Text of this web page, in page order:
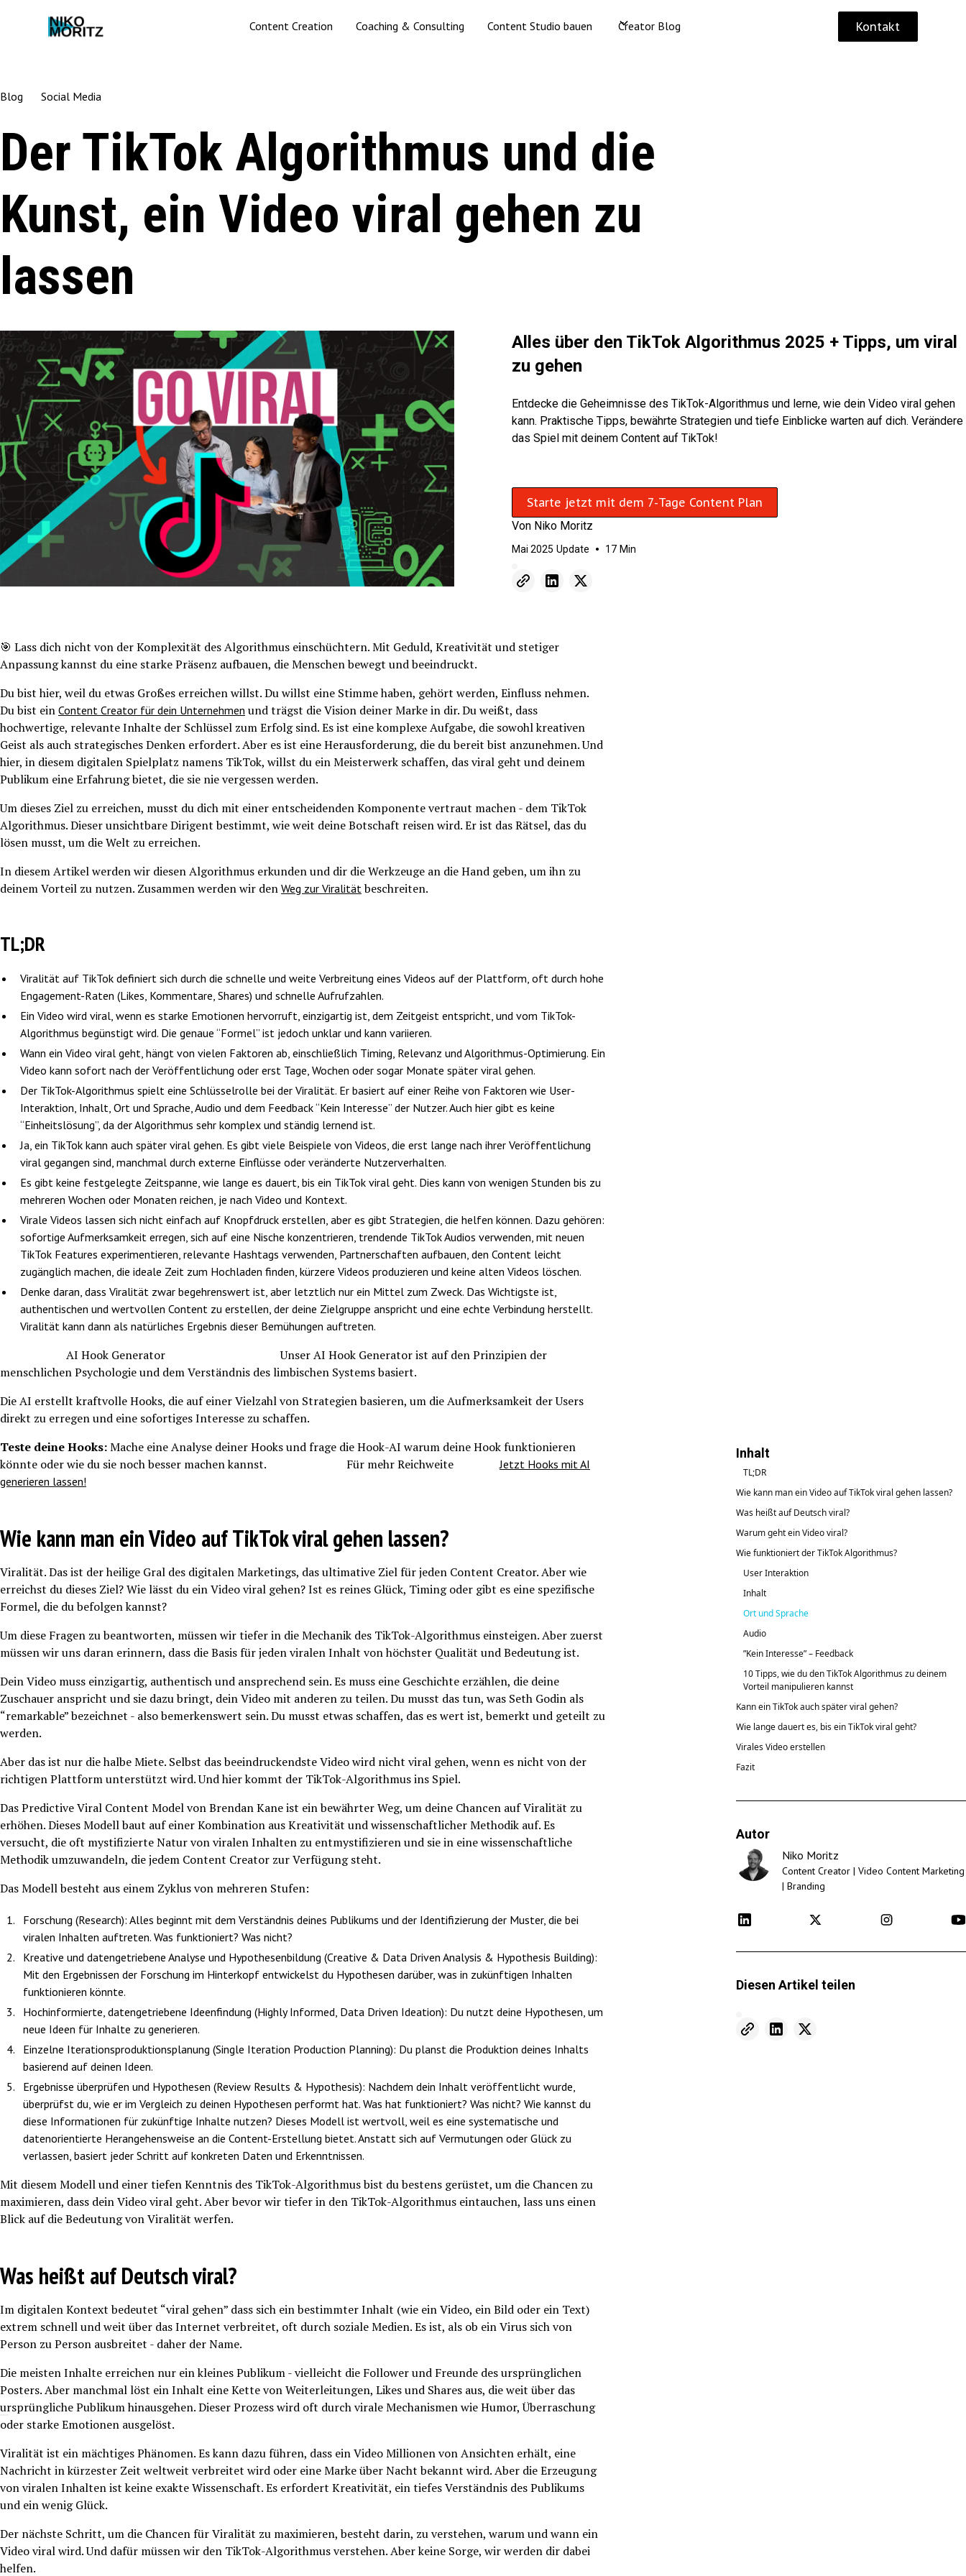
Content Creation Coaching & Consulting Content Studio bauen Creator Blog Kontakt
Blog Social Media
Der TikTok Algorithmus und die
Kunst, ein Video viral gehen zu
lassen
Alles über den TikTok Algorithmus 2025 + Tipps, um viral
zu gehen
Entdecke die Geheimnisse des TikTok-Algorithmus und lerne, wie dein Video viral gehen
kann. Praktische Tipps, bewährte Strategien und tiefe Einblicke warten auf dich. Verändere
das Spiel mit deinem Content auf TikTok!
Starte jetzt mit dem 7-Tage Content Plan
Von Niko Moritz
Mai 2025 Update • 17 Min
🎯 Lass dich nicht von der Komplexität des Algorithmus einschüchtern. Mit Geduld, Kreativität und stetiger
Anpassung kannst du eine starke Präsenz aufbauen, die Menschen bewegt und beeindruckt.
Du bist hier, weil du etwas Großes erreichen willst. Du willst eine Stimme haben, gehört werden, Einfluss nehmen.
Du bist ein Content Creator für dein Unternehmen und trägst die Vision deiner Marke in dir. Du weißt, dass
hochwertige, relevante Inhalte der Schlüssel zum Erfolg sind. Es ist eine komplexe Aufgabe, die sowohl kreativen
Geist als auch strategisches Denken erfordert. Aber es ist eine Herausforderung, die du bereit bist anzunehmen. Und
hier, in diesem digitalen Spielplatz namens TikTok, willst du ein Meisterwerk schaffen, das viral geht und deinem
Publikum eine Erfahrung bietet, die sie nie vergessen werden.
Um dieses Ziel zu erreichen, musst du dich mit einer entscheidenden Komponente vertraut machen - dem TikTok
Algorithmus. Dieser unsichtbare Dirigent bestimmt, wie weit deine Botschaft reisen wird. Er ist das Rätsel, das du
lösen musst, um die Welt zu erreichen.
In diesem Artikel werden wir diesen Algorithmus erkunden und dir die Werkzeuge an die Hand geben, um ihn zu
deinem Vorteil zu nutzen. Zusammen werden wir den Weg zur Viralitätbeschreiten.
TL;DR
Viralität auf TikTok definiert sich durch die schnelle und weite Verbreitung eines Videos auf der Plattform, oft durch hohe
Engagement-Raten (Likes, Kommentare, Shares) und schnelle Aufrufzahlen.
Ein Video wird viral, wenn es starke Emotionen hervorruft, einzigartig ist, dem Zeitgeist entspricht, und vom TikTok-
Algorithmus begünstigt wird. Die genaue “Formel” ist jedoch unklar und kann variieren.
Wann ein Video viral geht, hängt von vielen Faktoren ab, einschließlich Timing, Relevanz und Algorithmus-Optimierung. Ein
Video kann sofort nach der Veröffentlichung oder erst Tage, Wochen oder sogar Monate später viral gehen.
Der TikTok-Algorithmus spielt eine Schlüsselrolle bei der Viralität. Er basiert auf einer Reihe von Faktoren wie User-
Interaktion, Inhalt, Ort und Sprache, Audio und dem Feedback “Kein Interesse” der Nutzer. Auch hier gibt es keine
“Einheitslösung”, da der Algorithmus sehr komplex und ständig lernend ist.
Ja, ein TikTok kann auch später viral gehen. Es gibt viele Beispiele von Videos, die erst lange nach ihrer Veröffentlichung
viral gegangen sind, manchmal durch externe Einflüsse oder veränderte Nutzerverhalten.
Es gibt keine festgelegte Zeitspanne, wie lange es dauert, bis ein TikTok viral geht. Dies kann von wenigen Stunden bis zu
mehreren Wochen oder Monaten reichen, je nach Video und Kontext.
Virale Videos lassen sich nicht einfach auf Knopfdruck erstellen, aber es gibt Strategien, die helfen können. Dazu gehören:
sofortige Aufmerksamkeit erregen, sich auf eine Nische konzentrieren, trendende TikTok Audios verwenden, mit neuen
TikTok Features experimentieren, relevante Hashtags verwenden, Partnerschaften aufbauen, den Content leicht
zugänglich machen, die ideale Zeit zum Hochladen finden, kürzere Videos produzieren und keine alten Videos löschen.
Denke daran, dass Viralität zwar begehrenswert ist, aber letztlich nur ein Mittel zum Zweck. Das Wichtigste ist,
authentischen und wertvollen Content zu erstellen, der deine Zielgruppe anspricht und eine echte Verbindung herstellt.
Viralität kann dann als natürliches Ergebnis dieser Bemühungen auftreten.
AI Hook Generator Unser AI Hook Generator ist auf den Prinzipien der
menschlichen Psychologie und dem Verständnis des limbischen Systems basiert.
Die AI erstellt kraftvolle Hooks, die auf einer Vielzahl von Strategien basieren, um die Aufmerksamkeit der Users
direkt zu erregen und eine sofortiges Interesse zu schaffen.
Teste deine Hooks:Mache eine Analyse deiner Hooks und frage die Hook-AI warum deine Hook funktionieren
könnte oder wie du sie noch besser machen kannst. Für mehr ReichweiteJetzt Hooks mit AI
generieren lassen!
Wie kann man ein Video auf TikTok viral gehen lassen?
Viralität. Das ist der heilige Gral des digitalen Marketings, das ultimative Ziel für jeden Content Creator. Aber wie
erreichst du dieses Ziel? Wie lässt du ein Video viral gehen? Ist es reines Glück, Timing oder gibt es eine spezifische
Formel, die du befolgen kannst?
Um diese Fragen zu beantworten, müssen wir tiefer in die Mechanik des TikTok-Algorithmus einsteigen. Aber zuerst
müssen wir uns daran erinnern, dass die Basis für jeden viralen Inhalt von höchster Qualität und Bedeutung ist.
Dein Video muss einzigartig, authentisch und ansprechend sein. Es muss eine Geschichte erzählen, die deine
Zuschauer anspricht und sie dazu bringt, dein Video mit anderen zu teilen. Du musst das tun, was Seth Godin als
“remarkable” bezeichnet - also bemerkenswert sein. Du musst etwas schaffen, das es wert ist, bemerkt und geteilt zu
werden.
Aber das ist nur die halbe Miete. Selbst das beeindruckendste Video wird nicht viral gehen, wenn es nicht von der
richtigen Plattform unterstützt wird. Und hier kommt der TikTok-Algorithmus ins Spiel.
Das Predictive Viral Content Model von Brendan Kane ist ein bewährter Weg, um deine Chancen auf Viralität zu
erhöhen. Dieses Modell baut auf einer Kombination aus Kreativität und wissenschaftlicher Methodik auf. Es
versucht, die oft mystifizierte Natur von viralen Inhalten zu entmystifizieren und sie in eine wissenschaftliche
Methodik umzuwandeln, die jedem Content Creator zur Verfügung steht.
Das Modell besteht aus einem Zyklus von mehreren Stufen:
Forschung (Research): Alles beginnt mit dem Verständnis deines Publikums und der Identifizierung der Muster, die bei
viralen Inhalten auftreten. Was funktioniert? Was nicht?
Kreative und datengetriebene Analyse und Hypothesenbildung (Creative & Data Driven Analysis & Hypothesis Building):
Mit den Ergebnissen der Forschung im Hinterkopf entwickelst du Hypothesen darüber, was in zukünftigen Inhalten
funktionieren könnte.
Hochinformierte, datengetriebene Ideenfindung (Highly Informed, Data Driven Ideation): Du nutzt deine Hypothesen, um
neue Ideen für Inhalte zu generieren.
Einzelne Iterationsproduktionsplanung (Single Iteration Production Planning): Du planst die Produktion deines Inhalts
basierend auf deinen Ideen.
Ergebnisse überprüfen und Hypothesen (Review Results & Hypothesis): Nachdem dein Inhalt veröffentlicht wurde,
überprüfst du, wie er im Vergleich zu deinen Hypothesen performt hat. Was hat funktioniert? Was nicht? Wie kannst du
diese Informationen für zukünftige Inhalte nutzen? Dieses Modell ist wertvoll, weil es eine systematische und
datenorientierte Herangehensweise an die Content-Erstellung bietet. Anstatt sich auf Vermutungen oder Glück zu
verlassen, basiert jeder Schritt auf konkreten Daten und Erkenntnissen.
Mit diesem Modell und einer tiefen Kenntnis des TikTok-Algorithmus bist du bestens gerüstet, um die Chancen zu
maximieren, dass dein Video viral geht. Aber bevor wir tiefer in den TikTok-Algorithmus eintauchen, lass uns einen
Blick auf die Bedeutung von Viralität werfen.
Was heißt auf Deutsch viral?
Im digitalen Kontext bedeutet “viral gehen” dass sich ein bestimmter Inhalt (wie ein Video, ein Bild oder ein Text)
extrem schnell und weit über das Internet verbreitet, oft durch soziale Medien. Es ist, als ob ein Virus sich von
Person zu Person ausbreitet - daher der Name.
Die meisten Inhalte erreichen nur ein kleines Publikum - vielleicht die Follower und Freunde des ursprünglichen
Posters. Aber manchmal löst ein Inhalt eine Kette von Weiterleitungen, Likes und Shares aus, die weit über das
ursprüngliche Publikum hinausgehen. Dieser Prozess wird oft durch virale Mechanismen wie Humor, Überraschung
oder starke Emotionen ausgelöst.
Viralität ist ein mächtiges Phänomen. Es kann dazu führen, dass ein Video Millionen von Ansichten erhält, eine
Nachricht in kürzester Zeit weltweit verbreitet wird oder eine Marke über Nacht bekannt wird. Aber die Erzeugung
von viralen Inhalten ist keine exakte Wissenschaft. Es erfordert Kreativität, ein tiefes Verständnis des Publikums
und ein wenig Glück.
Der nächste Schritt, um die Chancen für Viralität zu maximieren, besteht darin, zu verstehen, warum und wann ein
Video viral wird. Und dafür müssen wir den TikTok-Algorithmus verstehen. Aber keine Sorge, wir werden dir dabei
helfen.
Inhalt
TL;DR
Wie kann man ein Video auf TikTok viral gehen lassen?
Was heißt auf Deutsch viral?
Warum geht ein Video viral?
Wie funktioniert der TikTok Algorithmus?
User Interaktion
Inhalt
Ort und Sprache
Audio
”Kein Interesse” – Feedback
10 Tipps, wie du den TikTok Algorithmus zu deinem
Vorteil manipulieren kannst
Kann ein TikTok auch später viral gehen?
Wie lange dauert es, bis ein TikTok viral geht?
Virales Video erstellen
Fazit
Autor
Niko Moritz
Content Creator | Video Content Marketing
| Branding
Diesen Artikel teilen